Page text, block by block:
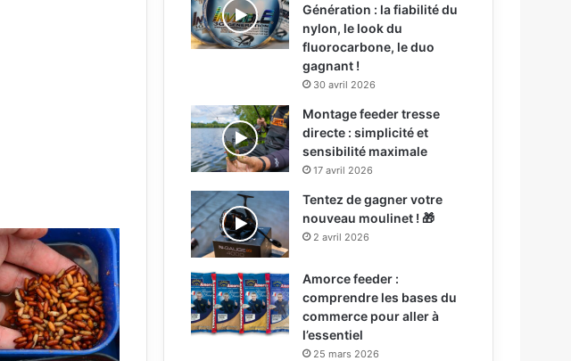
Génération : la fiabilité du
nylon, le look du
fluorocarbone, le duo
gagnant !
30 avril 2026
Montage feeder tresse
directe : simplicité et
sensibilité maximale
17 avril 2026
Tentez de gagner votre
nouveau moulinet ! 🎁
2 avril 2026
Amorce feeder :
comprendre les bases du
commerce pour aller à
l’essentiel
25 mars 2026